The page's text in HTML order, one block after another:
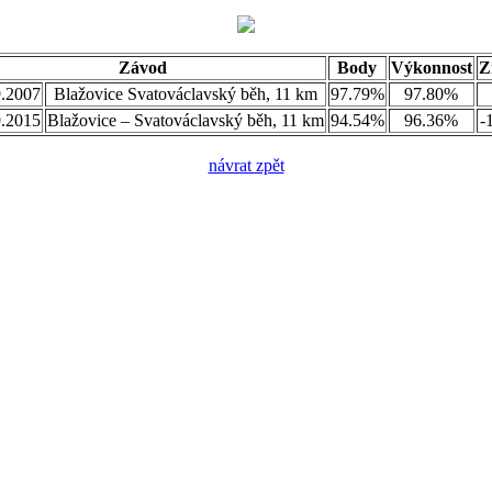
Závod Body Výkonnost
Blažovice Svatováclavský běh, 11 km 97.79%
97.80%
Blažovice – Svatováclavský běh, 11 km 94.54% 96.36% -
návrat zpět